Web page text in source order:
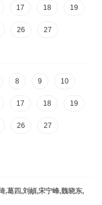
17 18 19
26 27
8 9 10
17 18 19
26 27
,葛四,刘頔,宋宁峰,魏晓东,